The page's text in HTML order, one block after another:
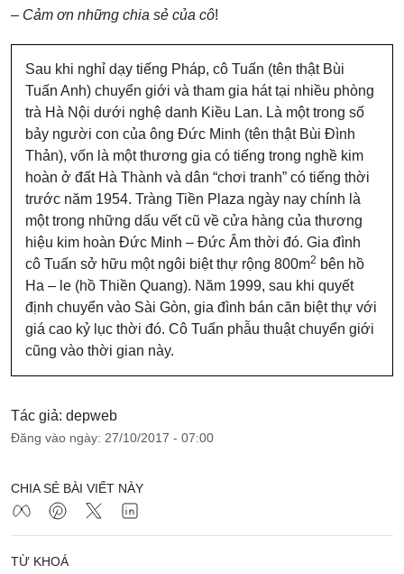
– Cảm ơn những chia sẻ của cô!
Sau khi nghỉ dạy tiếng Pháp, cô Tuấn (tên thật Bùi
Tuấn Anh) chuyển giới và tham gia hát tại nhiều phòng
trà Hà Nội dưới nghệ danh Kiều Lan. Là một trong số
bảy người con của ông Đức Minh (tên thật Bùi Đình
Thản), vốn là một thương gia có tiếng trong nghề kim
hoàn ở đất Hà Thành và dân “chơi tranh” có tiếng thời
trước năm 1954. Tràng Tiền Plaza ngày nay chính là
một trong những dấu vết cũ về cửa hàng của thương
hiệu kim hoàn Đức Minh – Đức Âm thời đó. Gia đình
cô Tuấn sở hữu một ngôi biệt thự rộng 800m2 bên hồ
Ha – le (hồ Thiền Quang). Năm 1999, sau khi quyết
định chuyển vào Sài Gòn, gia đình bán căn biệt thự với
giá cao kỷ lục thời đó. Cô Tuấn phẫu thuật chuyển giới
cũng vào thời gian này.
Tác giả: depweb
Đăng vào ngày: 27/10/2017 - 07:00
CHIA SẺ BÀI VIẾT NÀY
TỪ KHOÁ